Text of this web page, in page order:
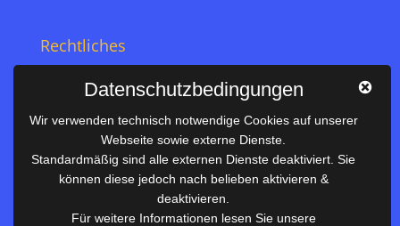
Rechtliches
Datenschutz
Nützliches
Vertretungsplan
Unterrichtszeiten
Datenschutzbedingungen
Wir verwenden technisch notwendige Cookies auf unserer
Webseite sowie externe Dienste.
Standardmäßig sind alle externen Dienste deaktiviert. Sie
können diese jedoch nach belieben aktivieren &
deaktivieren.
Für weitere Informationen lesen Sie unsere